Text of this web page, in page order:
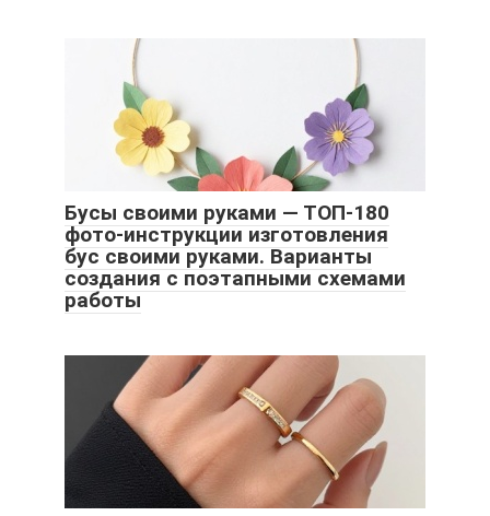
Бусы своими руками — ТОП-180
фото-инструкции изготовления
бус своими руками. Варианты
создания с поэтапными схемами
работы